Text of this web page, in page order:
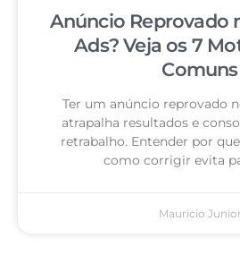
Anúncio Reprovado
Ads? Veja os 7
Comuns
Ter um anúncio reprovado
atrapalha resultados e
retrabalho. Entender por
como corrigir evita
Mauricio Junior